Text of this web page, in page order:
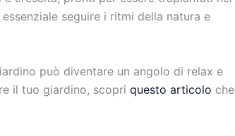
seguire i ritmi della natura e
può diventare un angolo di relax e
il tuo giardino, scopri questo articolo che